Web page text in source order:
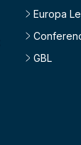
Europa
GBL